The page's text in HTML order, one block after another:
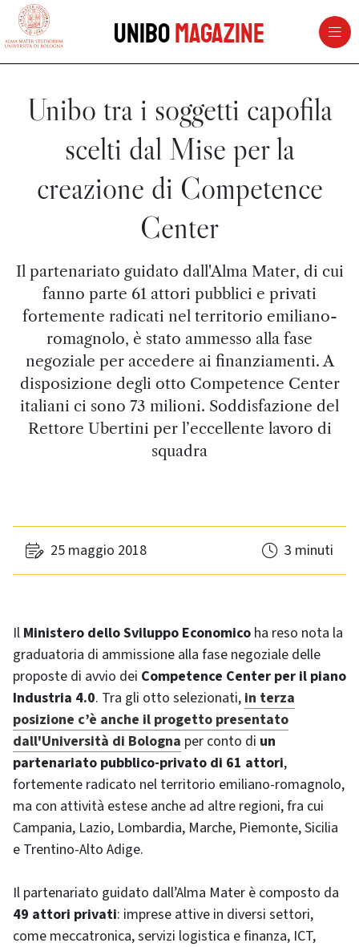
vai al contenuto della pagina
UniboMagazine
Unibo tra i soggetti capofila
scelti dal Mise per la
creazione di Competence
Center
Il partenariato guidato dall'Alma Mater, di cui
fanno parte 61 attori pubblici e privati
fortemente radicati nel territorio emiliano-
romagnolo, è stato ammesso alla fase
negoziale per accedere ai finanziamenti. A
disposizione degli otto Competence Center
italiani ci sono 73 milioni. Soddisfazione del
Rettore Ubertini per l’eccellente lavoro di
squadra
25 maggio 2018 3 minuti
Il Ministero dello Sviluppo Economico ha reso nota la
graduatoria di ammissione alla fase negoziale delle
proposte di avvio dei Competence Center per il piano
Industria 4.0. Tra gli otto selezionati, in terza
posizione c’è anche il progetto presentato
dall'Università di Bologna per conto di un
partenariato pubblico-privato di 61 attori,
fortemente radicato nel territorio emiliano-romagnolo,
ma con attività estese anche ad altre regioni, fra cui
Campania, Lazio, Lombardia, Marche, Piemonte, Sicilia
e Trentino-Alto Adige.
Il partenariato guidato dall’Alma Mater è composto da
49 attori privati: imprese attive in diversi settori,
come meccatronica, servizi logistica e finanza, ICT,